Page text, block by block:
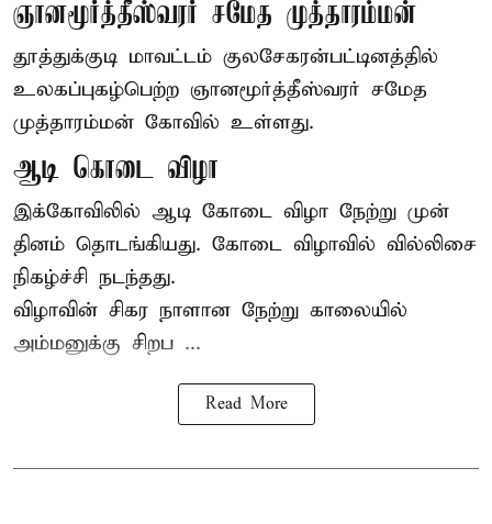
ஞானமூர்த்தீஸ்வரர் சமேத முத்தாரம்மன்
தூத்துக்குடி மாவட்டம் குலசேகரன்பட்டினத்தில்
உலகப்புகழ்பெற்ற ஞானமூர்த்தீஸ்வரர் சமேத
முத்தாரம்மன் கோவில் உள்ளது.
ஆடி கொடை விழா
இக்கோவிலில் ஆடி கோடை விழா நேற்று முன்
தினம் தொடங்கியது. கோடை விழாவில் வில்லிசை
நிகழ்ச்சி நடந்தது.
விழாவின் சிகர நாளான நேற்று காலையில்
அம்மனுக்கு சிறப ...
Read More